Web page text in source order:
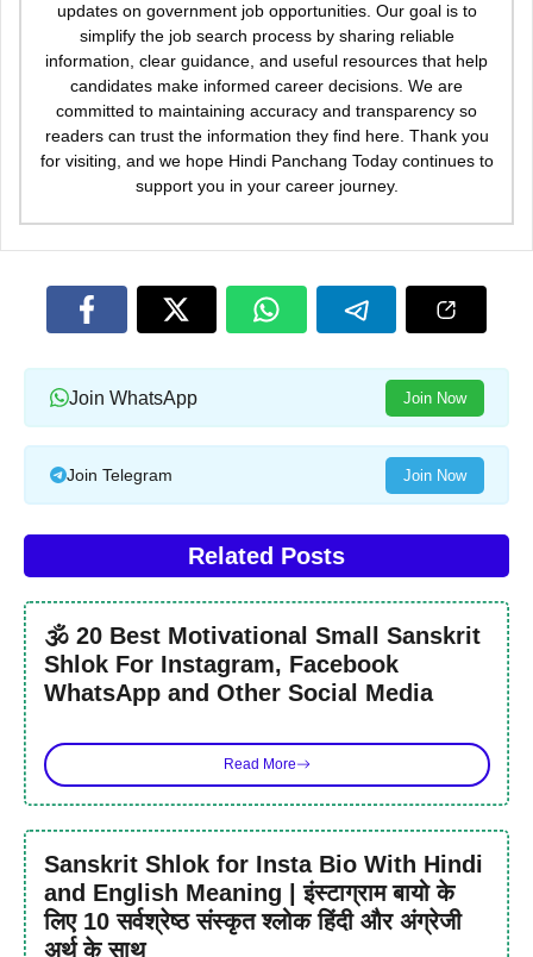
updates on government job opportunities. Our goal is to
simplify the job search process by sharing reliable
information, clear guidance, and useful resources that help
candidates make informed career decisions. We are
committed to maintaining accuracy and transparency so
readers can trust the information they find here. Thank you
for visiting, and we hope Hindi Panchang Today continues to
support you in your career journey.
Join WhatsApp Join Now
Join Telegram Join Now
Related Posts
🕉️ 20 Best Motivational Small Sanskrit
Shlok For Instagram, Facebook
WhatsApp and Other Social Media
Read More
Sanskrit Shlok for Insta Bio With Hindi
and English Meaning | इंस्टाग्राम बायो के
लिए 10 सर्वश्रेष्ठ संस्कृत श्लोक हिंदी और अंग्रेजी
अर्थ के साथ